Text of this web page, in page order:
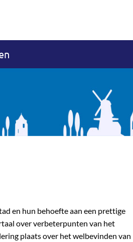
en hun behoefte aan een prettige
over verbeterpunten van het
plaats over het welbevinden van